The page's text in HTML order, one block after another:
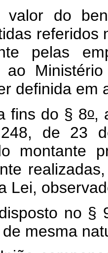
do
referidos
pelas
ao
definida em
do § 8o,
de 23
montante
Lei,
no §
mesma